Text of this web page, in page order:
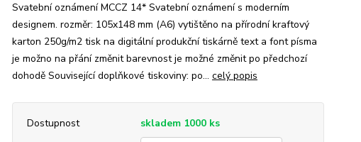
Svatební oznámení MCCZ 14* Svatební oznámení s moderním
designem. rozměr: 105x148 mm (A6) vytištěno na přírodní kraftový
karton 250g/m2 tisk na digitální produkční tiskárně text a font písma
je možno na přání změnit barevnost je možné změnit po předchozí
dohodě Související doplňkové tiskoviny: po... celý popis
Dostupnost
skladem 1000 ks